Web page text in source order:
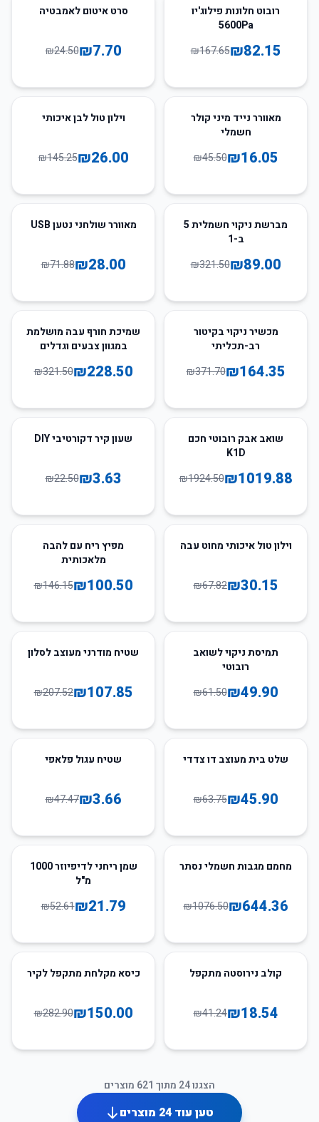
רובוט חלונות פילוג'יו
5600Pa
₪82.15
₪167.65
69סרט איטום לאמבטיה
₪7.70
₪24.50
65מאוורר נייד מיני קולר
חשמלי
₪16.05
₪45.50
וילון טול לבן איכותי
₪26.00
₪145.25
72
מברשת ניקוי חשמלית 5
ב-1
₪89.00
₪321.50
61
מאוורר שולחני נטען USB
₪28.00
₪71.88
מכשיר ניקוי בקיטור
רב-תכליתי
₪164.35
₪371.70
29%שמיכת חורף עבה מושלמת
במגוון צבעים וגדלים
₪228.50
₪321.50
47
שואב אבק רובוטי חכם
K1D
₪1019.88
₪1924.50
84
שעון קיר דקורטיבי DIY
₪3.63
₪22.50
56%וילון טול איכותי מחוט עבה
₪30.15
₪67.82
מפיץ ריח עם להבה
מלאכותית
₪100.50
₪146.15
תמיסת ניקוי לשואב
רובוטי
₪49.90
₪61.50
48%שטיח מודרני מעוצב לסלון
₪107.85
₪207.52
28
שלט בית מעוצב דו צדדי
₪45.90
₪63.75
שטיח עגול פלאפי
₪3.66
₪47.47
40%מחמם מגבות חשמלי נסתר
₪644.36
₪1076.50
59
שמן ריחני לדיפיוזר 1000
מ"ל
₪21.79
₪52.61
55קולב נירוסטה מתקפל
₪18.54
₪41.24
47%כיסא מקלחת מתקפל לקיר
₪150.00
₪282.90
הצגנו24 מתוך 621 מוצרים
טען עוד 24 מוצרים